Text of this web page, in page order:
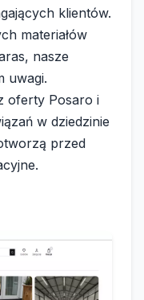
klientów.
materiałów
nasze
uwagi.
oferty Posaro i
w dziedzinie
przed